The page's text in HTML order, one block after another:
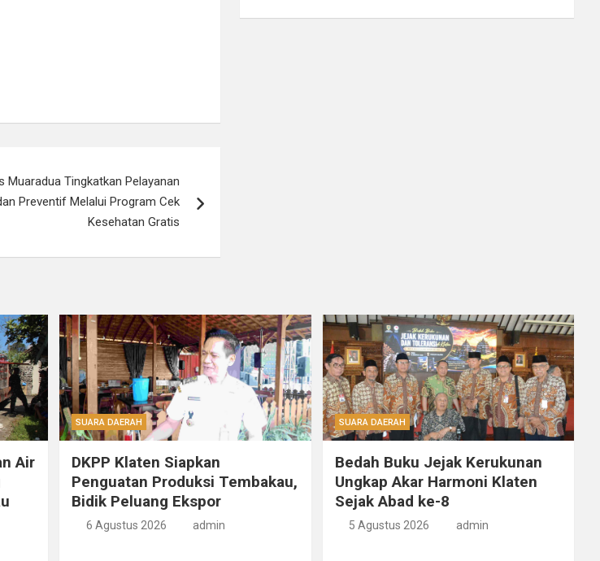
Muaradua Tingkatkan Pelayanan
Preventif Melalui Program Cek
Kesehatan Gratis
Air
SUARA DAERAH
DKPP Klaten Siapkan
Penguatan Produksi Tembakau,
Bidik Peluang Ekspor
6 Agustus 2026 admin
SUARA DAERAH
Bedah Buku Jejak Kerukunan
Ungkap Akar Harmoni Klaten
Sejak Abad ke-8
5 Agustus 2026 admin